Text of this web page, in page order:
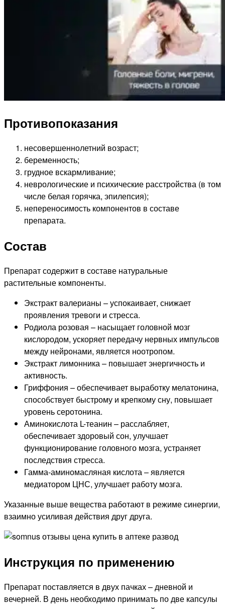
Противопоказания
несовершеннолетний возраст;
беременность;
грудное вскармливание;
неврологические и психические расстройства (в том
числе белая горячка, эпилепсия);
непереносимость компонентов в составе
препарата.
Состав
Препарат содержит в составе натуральные
растительные компоненты.
Экстракт валерианы – успокаивает, снижает
проявления тревоги и стресса.
Родиола розовая – насыщает головной мозг
кислородом, ускоряет передачу нервных импульсов
между нейронами, является ноотропом.
Экстракт лимонника – повышает энергичность и
активность.
Гриффония – обеспечивает выработку мелатонина,
способствует быстрому и крепкому сну, повышает
уровень серотонина.
Аминокислота L-теанин – расслабляет,
обеспечивает здоровый сон, улучшает
функционирование головного мозга, устраняет
последствия стресса.
Гамма-аминомасляная кислота – является
медиатором ЦНС, улучшает работу мозга.
Указанные выше вещества работают в режиме синергии,
взаимно усиливая действия друг друга.
Инструкция по применению
Препарат поставляется в двух пачках – дневной и
вечерней. В день необходимо принимать по две капсулы